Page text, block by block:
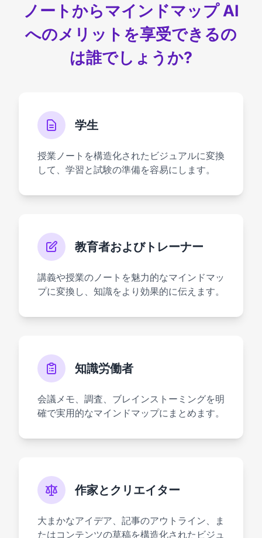
ノートからマインドマップ AI
へのメリットを享受できるの
は誰でしょうか?
学生
授業ノートを構造化されたビジュアルに変換
して、学習と試験の準備を容易にします。
教育者およびトレーナー
講義や授業のノートを魅力的なマインドマッ
プに変換し、知識をより効果的に伝えます。
知識労働者
会議メモ、調査、ブレインストーミングを明
確で実用的なマインドマップにまとめます。
作家とクリエイター
大まかなアイデア、記事のアウトライン、ま
たはコンテンツの草稿を構造化されたビジュ